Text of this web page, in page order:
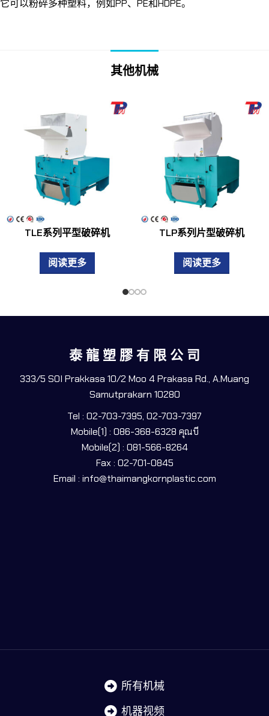
它可以粉碎多种塑料，例如PP、PE和HDPE。
其他机械
TLE系列平型破碎机
阅读更多
TLP系列片型破碎机
阅读更多
泰 龍 塑 膠 有 限 公 司
333/5 SOI Prakkasa 10/2 Moo 4 Prakasa Rd., A.Muang
Samutprakarn 10280
Tel : 02-703-7395, 02-703-7397
Mobile(1) : 086-368-6328 คุณบี
Mobile(2) : 081-566-8264
Fax : 02-701-0845
Email : info@thaimangkornplastic.com
所有机械
机器视频